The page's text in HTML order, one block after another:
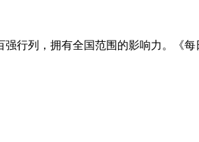
行列，拥有全国范围的影响力。《